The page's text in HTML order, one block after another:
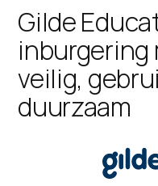
Gilde
inburgering
veilig,
duurzaam